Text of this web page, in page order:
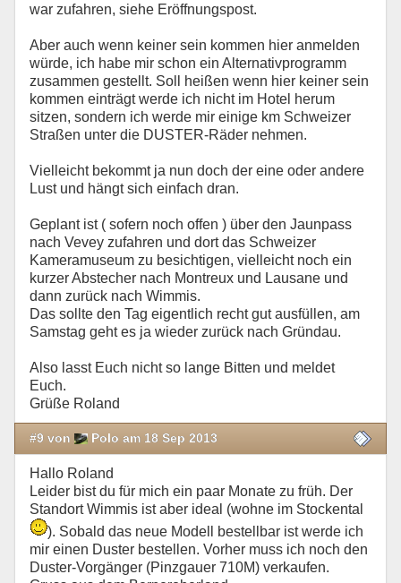
war zufahren, siehe Eröffnungspost.
Aber auch wenn keiner sein kommen hier anmelden
würde, ich habe mir schon ein Alternativprogramm
zusammen gestellt. Soll heißen wenn hier keiner sein
kommen einträgt werde ich nicht im Hotel herum
sitzen, sondern ich werde mir einige km Schweizer
Straßen unter die DUSTER-Räder nehmen.
Vielleicht bekommt ja nun doch der eine oder andere
Lust und hängt sich einfach dran.
Geplant ist ( sofern noch offen ) über den Jaunpass
nach Vevey zufahren und dort das Schweizer
Kameramuseum zu besichtigen, vielleicht noch ein
kurzer Abstecher nach Montreux und Lausane und
dann zurück nach Wimmis.
Das sollte den Tag eigentlich recht gut ausfüllen, am
Samstag geht es ja wieder zurück nach Gründau.
Also lasst Euch nicht so lange Bitten und meldet
Euch.
Grüße Roland
#9 von Polo am 18 Sep 2013
Hallo Roland
Leider bist du für mich ein paar Monate zu früh. Der
Standort Wimmis ist aber ideal (wohne im Stockental
). Sobald das neue Modell bestellbar ist werde ich
mir einen Duster bestellen. Vorher muss ich noch den
Duster-Vorgänger (Pinzgauer 710M) verkaufen.